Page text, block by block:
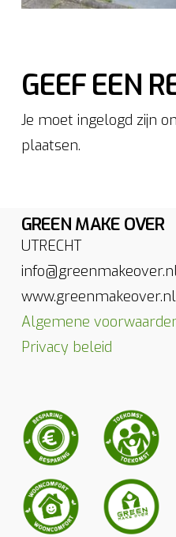
GEEF EEN
Je moet ingelogd zijn
plaatsen.
GREEN MAKE OVER
UTRECHT
www.greenmakeover.nl
Algemene
Privacy beleid